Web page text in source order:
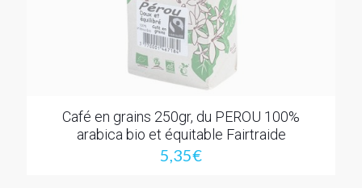
Café en grains 250gr, du PEROU 100%
arabica bio et équitable Fairtraide
5,35€